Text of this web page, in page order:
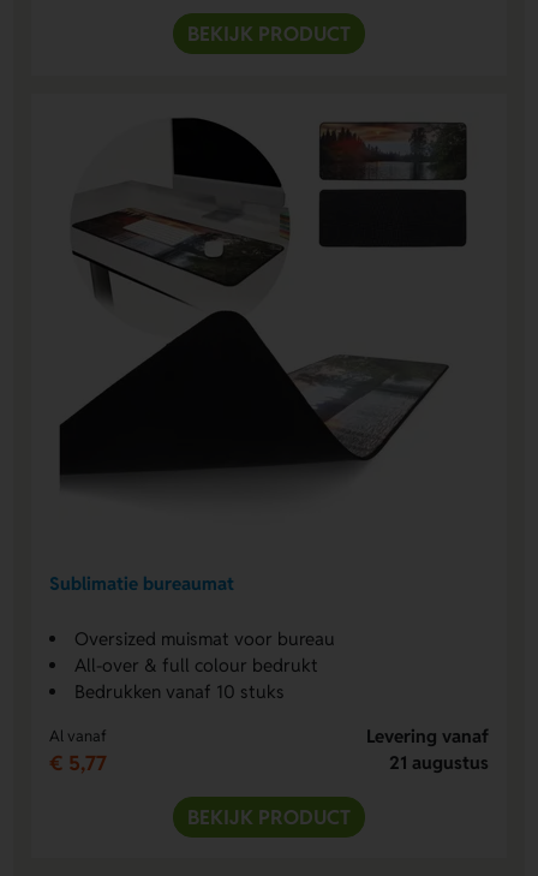
BEKIJK PRODUCT
Sublimatie bureaumat
Oversized muismat voor bureau
All-over & full colour bedrukt
Bedrukken vanaf 10 stuks
Al vanaf
€ 5,77
Levering vanaf
21 augustus
BEKIJK PRODUCT